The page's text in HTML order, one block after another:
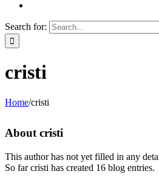
Search for:
cristi
Home/cristi
About cristi
This author has not yet filled in any
So far cristi has created 16 blog entries.